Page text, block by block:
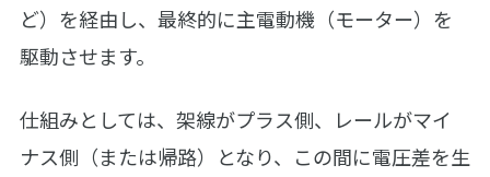
ど）を経由し、最終的に主電動機（モーター）を
駆動させます。
仕組みとしては、架線がプラス側、レールがマイ
ナス側（または帰路）となり、この間に電圧差を生